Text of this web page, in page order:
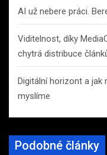
AI už nebere práci.
Viditelnost, díky
chytrá distribuce
Digitální horizont a jak
myslíme
Podobné články